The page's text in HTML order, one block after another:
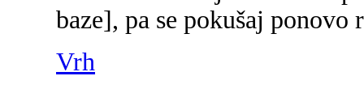
baze], pa se pokušaj ponovo
Vrh